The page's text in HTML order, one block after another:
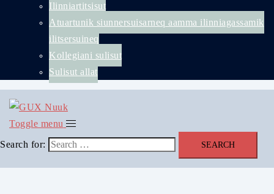
Ilinniartitsisut
Atuartunik siunnersuisarneq aamma ilinniagassamik
ilitsersuineq
Kollegiani sulisut
Sulisut allat
Toggle menu
Search for: